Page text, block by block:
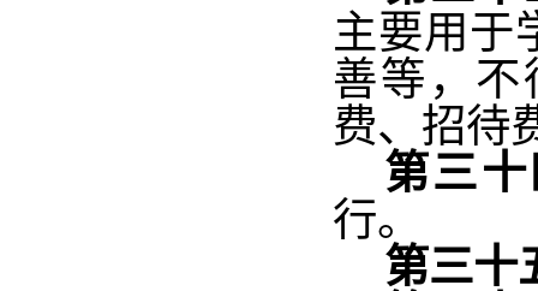
主要用于
善等，
费、招待
第三
行。
第三十